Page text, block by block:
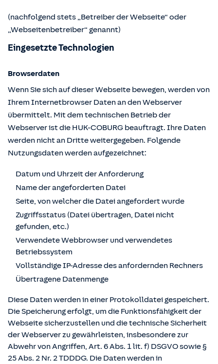
(nachfolgend stets „Betreiber der Webseite“ oder
„Webseitenbetreiber“ genannt)
Eingesetzte Technologien
Browserdaten
Wenn Sie sich auf dieser Webseite bewegen, werden von
Ihrem Internetbrowser Daten an den Webserver
übermittelt. Mit dem technischen Betrieb der
Webserver ist die HUK-COBURG beauftragt. Ihre Daten
werden nicht an Dritte weitergegeben. Folgende
Nutzungsdaten werden aufgezeichnet:
Datum und Uhrzeit der Anforderung
Name der angeforderten Datei
Seite, von welcher die Datei angefordert wurde
Zugriffsstatus (Datei übertragen, Datei nicht
gefunden, etc.)
Verwendete Webbrowser und verwendetes
Betriebssystem
Vollständige IP-Adresse des anfordernden Rechners
Übertragene Datenmenge
Diese Daten werden in einer Protokolldatei gespeichert.
Die Speicherung erfolgt, um die Funktionsfähigkeit der
Webseite sicherzustellen und die technische Sicherheit
der Webserver zu gewährleisten, insbesondere zur
Abwehr von Angriffen, Art. 6 Abs. 1 lit. f) DSGVO sowie §
25 Abs. 2 Nr. 2 TDDDG. Die Daten werden in